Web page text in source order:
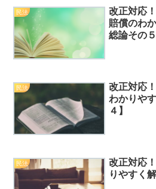
民法
改正対応
賠償のわ
総論その５
民法
改正対応
わかりや
４】
民法
改正対応
りやすく